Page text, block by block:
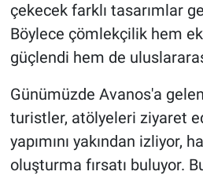
çekecek farklı tasarımlar
Böylece çömlekçilik hem
güçlendi hem de
Günümüzde Avanos'a
turistler, atölyeleri ziyaret
yapımını yakından izliyor,
oluşturma fırsatı buluyor.